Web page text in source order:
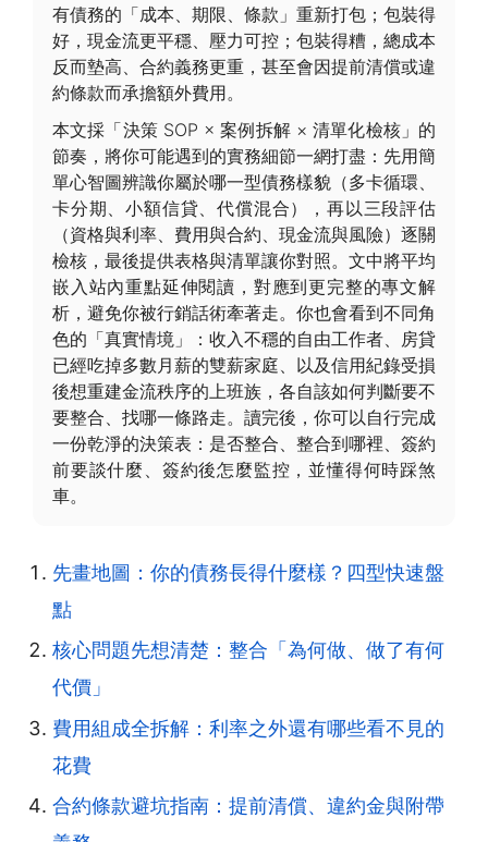
有債務的「成本、期限、條款」重新打包；包裝得
好，現金流更平穩、壓力可控；包裝得糟，總成本
反而墊高、合約義務更重，甚至會因提前清償或違
約條款而承擔額外費用。
本文採「決策 SOP × 案例拆解 × 清單化檢核」的
節奏，將你可能遇到的實務細節一網打盡：先用簡
單心智圖辨識你屬於哪一型債務樣貌（多卡循環、
卡分期、小額信貸、代償混合），再以三段評估
（資格與利率、費用與合約、現金流與風險）逐關
檢核，最後提供表格與清單讓你對照。文中將平均
嵌入站內重點延伸閱讀，對應到更完整的專文解
析，避免你被行銷話術牽著走。你也會看到不同角
色的「真實情境」：收入不穩的自由工作者、房貸
已經吃掉多數月薪的雙薪家庭、以及信用紀錄受損
後想重建金流秩序的上班族，各自該如何判斷要不
要整合、找哪一條路走。讀完後，你可以自行完成
一份乾淨的決策表：是否整合、整合到哪裡、簽約
前要談什麼、簽約後怎麼監控，並懂得何時踩煞
車。
先畫地圖：你的債務長得什麼樣？四型快速盤
點
核心問題先想清楚：整合「為何做、做了有何
代價」
費用組成全拆解：利率之外還有哪些看不見的
花費
合約條款避坑指南：提前清償、違約金與附帶